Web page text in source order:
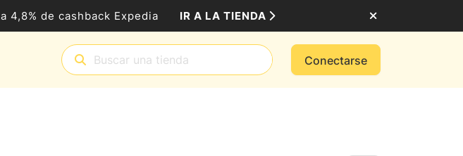
4,8% de cashback Expedia IR A LA TIENDA
Conectarse